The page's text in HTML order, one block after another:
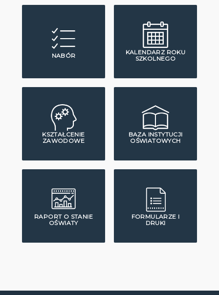
NABÓR
KALENDARZ ROKU
SZKOLNEGO
KSZTAŁCENIE
ZAWODOWE
BAZA INSTYTUCJI
OŚWIATOWYCH
RAPORT O STANIE
OŚWIATY
FORMULARZE I
DRUKI